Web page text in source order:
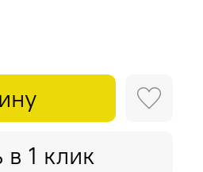
1 клик